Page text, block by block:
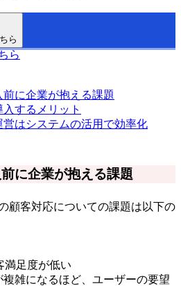
ら
ら
に企業が抱える課題
するメリット
はシステムの活用で効率化
に企業が抱える課題
顧客対応についての課題は以下の
満足度が低い
雑になるほど、ユーザーの要望